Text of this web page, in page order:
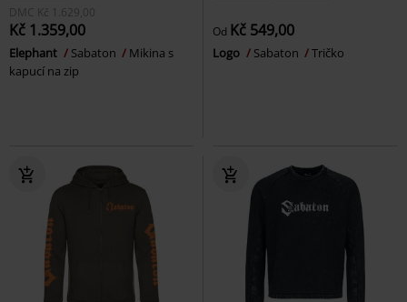
DMC
Kč 1.629,00
Kč 1.359,00
Elephant Sabaton
Mikina s
kapucí na zip
Od Kč 549,00
Logo Sabaton Tričko